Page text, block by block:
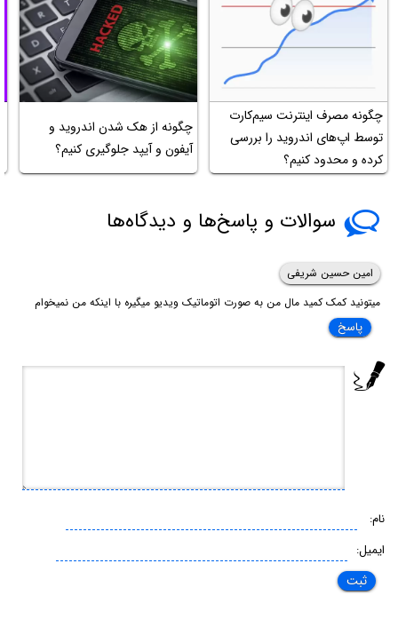
چگونه مصرف اینترنت سیم‌کارت
توسط اپ‌های اندروید را بررسی
کرده و محدود کنیم؟
چگونه از هک شدن اندروید و
آیفون و آیپد جلوگیری کنیم؟
سوالات و پاسخ‌ها و دیدگاه‌ها
امین حسین شریفی
میتونید کمک کمید مال من به صورت اتوماتیک ویدیو میگیره با اینکه من نمیخوام
پاسخ
نام:
ایمیل: